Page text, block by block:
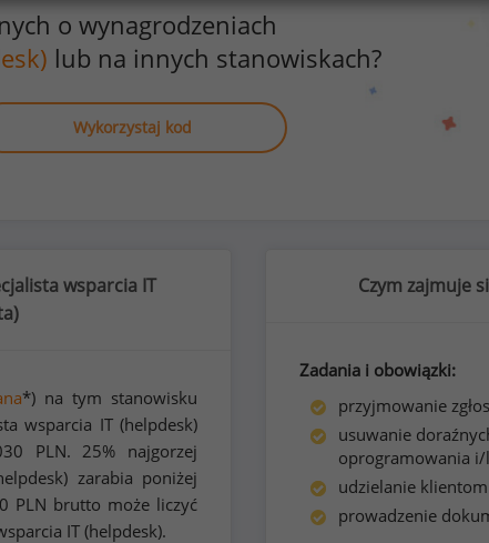
o wynagrodzeniach
lub na innych stanowiskach?
Wykorzystaj kod
wsparcia IT
)
*) na tym stanowisku
wsparcia IT (helpdesk)
PLN. 25% najgorzej
zarabia poniżej
PLN brutto może liczyć
IT (helpdesk).
Czym zajmuje
Zadania i obowiązki:
przyjmowanie
usuwanie
oprogramowania
udzielanie
prowadzenie